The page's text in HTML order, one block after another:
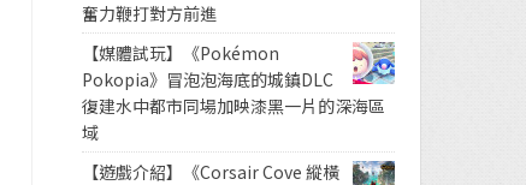
奮力鞭打對方前進
【媒體試玩】《Pokémon
Pokopia》冒泡泡海底的城鎮DLC
復建水中都市同場加映漆黑一片的深海區
域
【遊戲介紹】《Corsair Cove 縱橫